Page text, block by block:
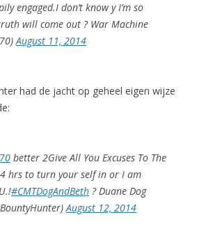
engaged.I don’t know y I’m so
will come out ? War Machine
August 11, 2014
had de jacht op geheel eigen wijze
better 2Give All You Excuses To The
hrs to turn your self in or I am
#CMTDogAndBeth ? Duane Dog
August 12, 2014